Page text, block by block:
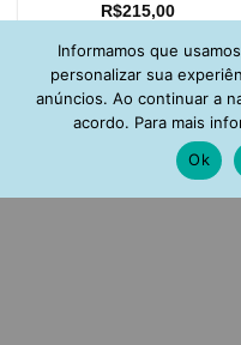
R$215,00
Informamos que
personalizar sua
anúncios. Ao continuar a
acordo. Para mais
Ok